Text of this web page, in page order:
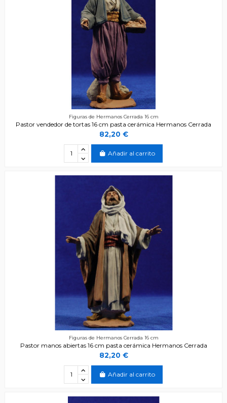
Figuras de Hermanos Cerrada 16 cm
Pastor vendedor de tortas 16 cm pasta cerámica Hermanos Cerrada
82,20 €
Añadir al carrito
Figuras de Hermanos Cerrada 16 cm
Pastor manos abiertas 16 cm pasta cerámica Hermanos Cerrada
82,20 €
Añadir al carrito